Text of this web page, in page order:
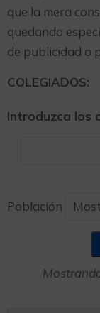
que la mera
quedando
de publicidad o
COLEGIADOS:
Introduzca los
Población